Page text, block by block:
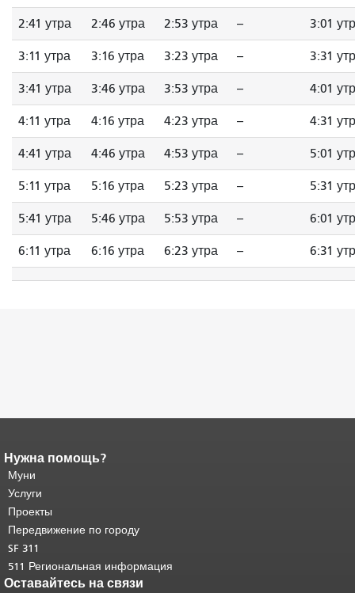
2:41 утра 2:46 утра 2:53 утра -- 3:01
3:11 утра 3:16 утра 3:23 утра -- 3:31
3:41 утра 3:46 утра 3:53 утра -- 4:01
4:11 утра 4:16 утра 4:23 утра -- 4:31
4:41 утра 4:46 утра 4:53 утра -- 5:01
5:11 утра 5:16 утра 5:23 утра -- 5:31
5:41 утра 5:46 утра 5:53 утра -- 6:01
6:11 утра 6:16 утра 6:23 утра -- 6:31
Конец содержимого
страницы.
страницы повторяется на каждой
странице.
основного содержимого .
Нужна помощь?
Муни
Услуги
Проекты
Передвижение по городу
SF 311
511 Региональная информация
Оставайтесь на связи